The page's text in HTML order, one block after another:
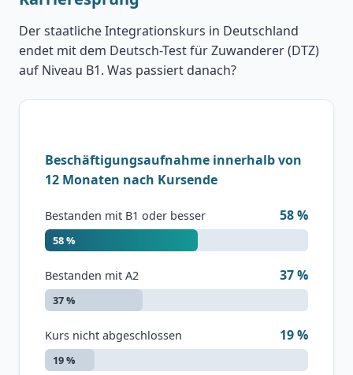
Der staatliche Integrationskurs in Deutschland
endet mit dem Deutsch-Test für Zuwanderer (DTZ)
auf Niveau B1. Was passiert danach?
Beschäftigungsaufnahme innerhalb von
12 Monaten nach Kursende
Bestanden mit B1 oder besser 58 %
58 %
Bestanden mit A2 37 %
37 %
Kurs nicht abgeschlossen 19 %
19 %